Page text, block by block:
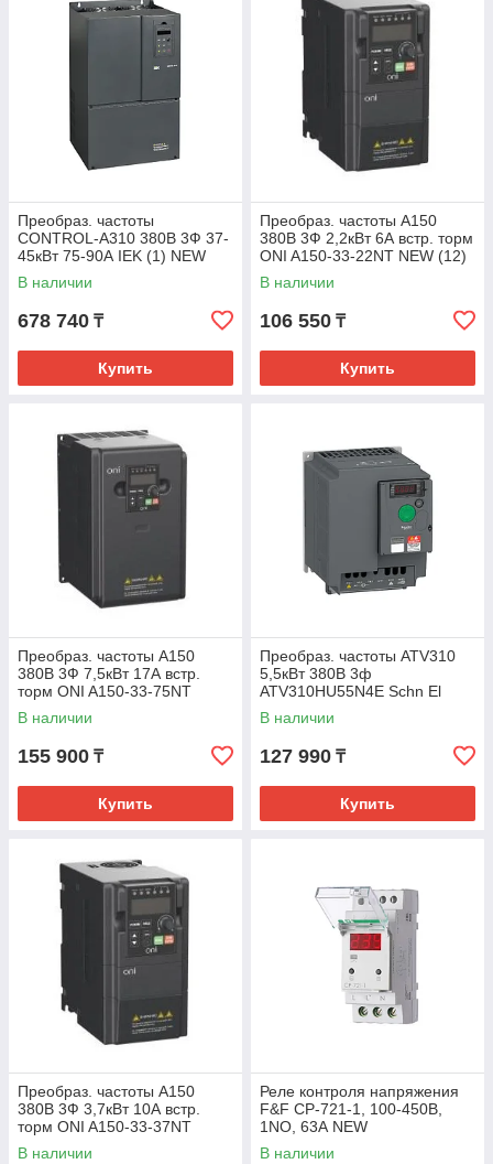
Преобраз. частоты
CONTROL-A310 380В 3Ф 37-
45кВт 75-90А IEK (1) NEW
В наличии
678 740 ₸
Купить
Преобраз. частоты A150
380В 3Ф 2,2кВт 6А встр. торм
ONI A150-33-22NT NEW (12)
NEW
В наличии
106 550 ₸
Купить
Преобраз. частоты A150
380В 3Ф 7,5кВт 17А встр.
торм ONI A150-33-75NT
NEW(6) NEW
В наличии
155 900 ₸
Купить
Преобраз. частоты ATV310
5,5кВт 380В 3ф
ATV310HU55N4E Schn El
В наличии
127 990 ₸
Купить
Преобраз. частоты A150
380В 3Ф 3,7кВт 10А встр.
торм ONI A150-33-37NT
NEW(12) NEW
В наличии
Реле контроля напряжения
F&F CP-721-1, 100-450В,
1NO, 63А NEW
В наличии